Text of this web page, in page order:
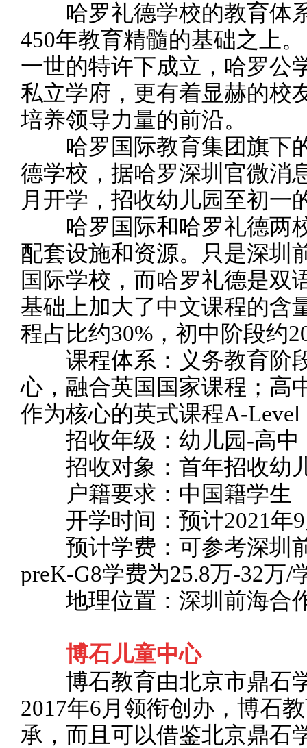
哈罗礼德学校的教育体
450年教育精髓的基础之上
一世的特许下成立，哈罗公
私立学府，更有着显赫的校
培养领导力量的前沿。
哈罗国际教育集团旗下
德学校，据哈罗深圳官微消
月开学，招收幼儿园至初一
哈罗国际和哈罗礼德两
配套设施和资源。只是深圳
国际学校，而哈罗礼德是双
基础上加大了中文课程的含
程占比约30%，初中阶段约
课程体系：义务教育阶
心，融合英国国家课程；高
作为核心的英式课程A-Level
招收年级：幼儿园-高中
招收对象：首年招收幼
户籍要求：中国籍学生
开学时间：预计2021年
预计学费：可参考深圳
preK-G8学费为25.8万-32万/
地理位置：深圳前海合
博石儿童中心
博石教育由北京市鼎石
2017年6月领衔创办，博石
承，而且可以借鉴北京鼎石